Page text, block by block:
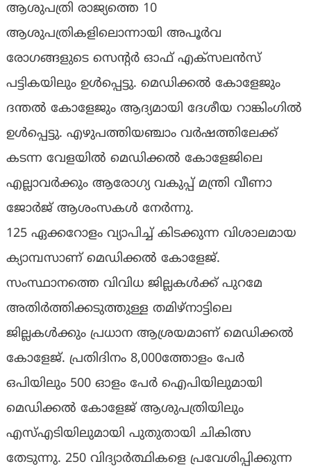
ആശുപത്രി രാജ്യത്തെ 10
ആശുപത്രികളിലൊന്നായി അപൂര്‍വ
രോഗങ്ങളുടെ സെന്റര്‍ ഓഫ് എക്‌സലന്‍സ്
പട്ടികയിലും ഉള്‍പ്പെട്ടു. മെഡിക്കല്‍ കോളേജും
ദന്തല്‍ കോളേജും ആദ്യമായി ദേശീയ റാങ്കിംഗില്‍
ഉള്‍പ്പെട്ടു. എഴുപത്തിയഞ്ചാം വര്‍ഷത്തിലേക്ക്
കടന്ന വേളയില്‍ മെഡിക്കല്‍ കോളേജിലെ
എല്ലാവര്‍ക്കും ആരോഗ്യ വകുപ്പ് മന്ത്രി വീണാ
ജോര്‍ജ് ആശംസകള്‍ നേര്‍ന്നു.
125 ഏക്കറോളം വ്യാപിച്ച് കിടക്കുന്ന വിശാലമായ
ക്യാമ്പസാണ് മെഡിക്കല്‍ കോളേജ്.
സംസ്ഥാനത്തെ വിവിധ ജില്ലകള്‍ക്ക് പുറമേ
അതിര്‍ത്തിക്കടുത്തുള്ള തമിഴ്‌നാട്ടിലെ
ജില്ലകള്‍ക്കും പ്രധാന ആശ്രയമാണ് മെഡിക്കല്‍
കോളേജ്. പ്രതിദിനം 8,000ത്തോളം പേര്‍
ഒപിയിലും 500 ഓളം പേര്‍ ഐപിയിലുമായി
മെഡിക്കല്‍ കോളേജ് ആശുപത്രിയിലും
എസ്എടിയിലുമായി പുതുതായി ചികിത്സ
തേടുന്നു. 250 വിദ്യാര്‍ത്ഥികളെ പ്രവേശിപ്പിക്കുന്ന